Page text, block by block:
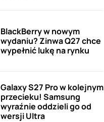
BlackBerry w nowym
wydaniu? Zinwa Q27 chce
wypełnić lukę na rynku
Galaxy S27 Pro w kolejnym
przecieku! Samsung
wyraźnie oddzieli go od
wersji Ultra